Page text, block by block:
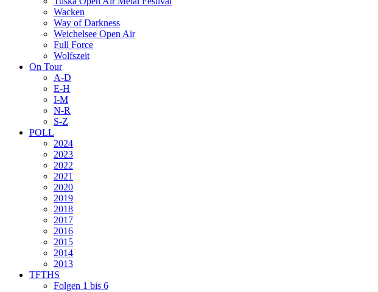
Wacken
Way of Darkness
Weichelsee Open Air
Full Force
Wolfszeit
On Tour
A-D
E-H
I-M
N-R
S-Z
POLL
2024
2023
2022
2021
2020
2019
2018
2017
2016
2015
2014
2013
TFTHS
Folgen 1 bis 6